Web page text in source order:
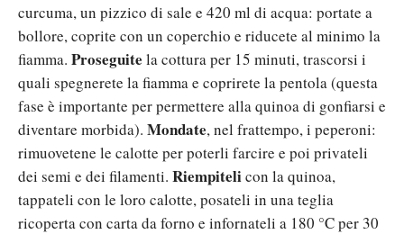
curcuma, un pizzico di sale e 420 ml di acqua: portate a
bollore, coprite con un coperchio e riducete al minimo la
fiamma. Proseguite la cottura per 15 minuti, trascorsi i
quali spegnerete la fiamma e coprirete la pentola (questa
fase è importante per permettere alla quinoa di gonfiarsi e
diventare morbida). Mondate, nel frattempo, i peperoni:
rimuovetene le calotte per poterli farcire e poi privateli
dei semi e dei filamenti. Riempitelicon la quinoa,
tappateli con le loro calotte, posateli in una teglia
ricoperta con carta da forno e infornateli a 180 °C per 30